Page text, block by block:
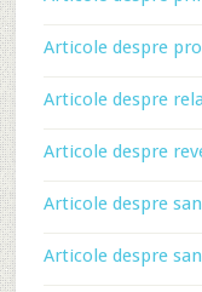
Articole despre
Articole despre
Articole despre
Articole despre
Articole despre